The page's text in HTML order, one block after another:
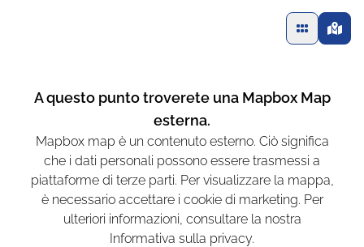
A questo punto troverete una Mapbox Map
esterna.
Mapbox map è un contenuto esterno. Ciò significa
che i dati personali possono essere trasmessi a
piattaforme di terze parti. Per visualizzare la mappa,
è necessario accettare i cookie di marketing. Per
ulteriori informazioni, consultare la nostra
Informativa sulla privacy.